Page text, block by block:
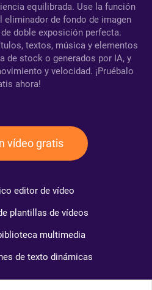
equilibrada. Use la función
eliminador de fondo de imagen
doble exposición perfecta.
textos, música y elementos
de stock o generados por IA, y
y velocidad. ¡Pruébalo
ahora!
vídeo gratis
editor de vídeo
plantillas de vídeos
multimedia
de texto dinámicas